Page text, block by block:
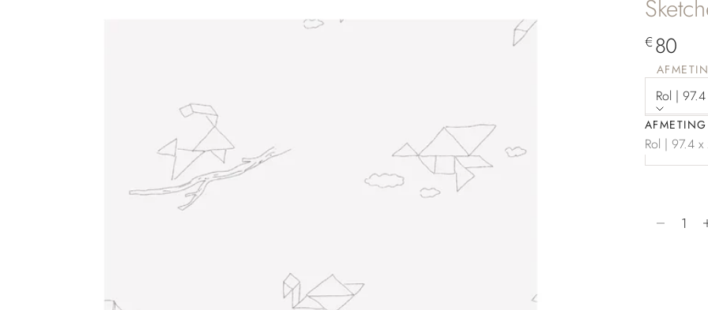
€80
Rol |
AFMETING
Rol | 97.4
Bepaal